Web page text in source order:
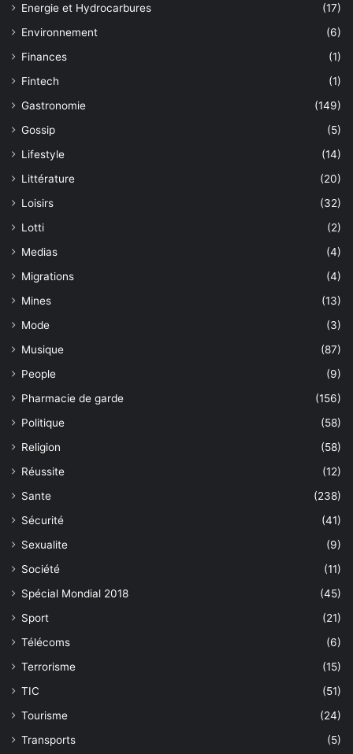
Energie et Hydrocarbures
(17)
Environnement
(6)
Finances
(1)
Fintech
(1)
Gastronomie
(149)
Gossip
(5)
Lifestyle
(14)
Littérature
(20)
Loisirs
(32)
Lotti
(2)
Medias
(4)
Migrations
(4)
Mines
(13)
Mode
(3)
Musique
(87)
People
(9)
Pharmacie de garde
(156)
Politique
(58)
Religion
(58)
Réussite
(12)
Sante
(238)
Sécurité
(41)
Sexualite
(9)
Société
(11)
Spécial Mondial 2018
(45)
Sport
(21)
Télécoms
(6)
Terrorisme
(15)
TIC
(51)
Tourisme
(24)
Transports
(5)